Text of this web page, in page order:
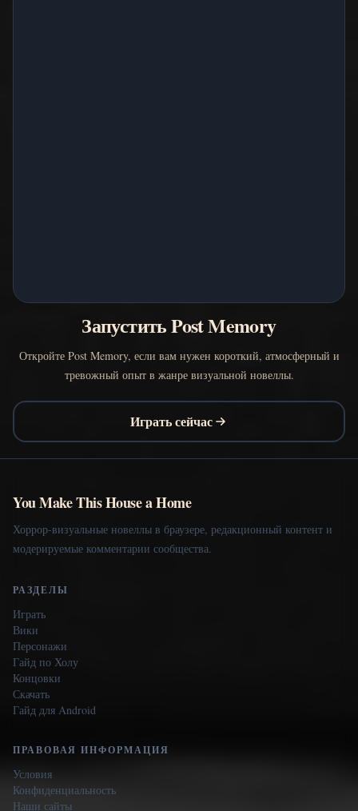
Запустить Post Memory
Откройте Post Memory, если вам нужен короткий, атмосферный и
тревожный опыт в жанре визуальной новеллы.
Играть сейчас
You Make This House a Home
Хоррор-визуальные новеллы в браузере, редакционный контент и
модерируемые комментарии сообщества.
РАЗДЕЛЫ
Играть
Вики
Персонажи
Гайд по Холу
Концовки
Скачать
Гайд для Android
ПРАВОВАЯ ИНФОРМАЦИЯ
Условия
Конфиденциальность
Наши сайты